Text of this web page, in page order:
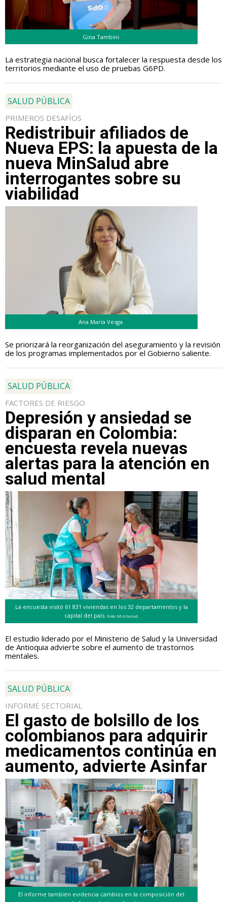
Gina Tambini.
La estrategia nacional busca fortalecer la respuesta desde los
territorios mediante el uso de pruebas G6PD.
SALUD PÚBLICA
PRIMEROS DESAFÍOS
Redistribuir afiliados de
Nueva EPS: la apuesta de la
nueva MinSalud abre
interrogantes sobre su
viabilidad
Ana María Vesga.
Se priorizará la reorganización del aseguramiento y la revisión
de los programas implementados por el Gobierno saliente.
SALUD PÚBLICA
FACTORES DE RIESGO
Depresión y ansiedad se
disparan en Colombia:
encuesta revela nuevas
alertas para la atención en
salud mental
La encuesta visitó 61 831 viviendas en los 32 departamentos y la
capital del país. Foto: MinSalud.
El estudio liderado por el Ministerio de Salud y la Universidad
de Antioquia advierte sobre el aumento de trastornos
mentales.
SALUD PÚBLICA
INFORME SECTORIAL
El gasto de bolsillo de los
colombianos para adquirir
medicamentos continúa en
aumento, advierte Asinfar
El informe también evidencia cambios en la composición del